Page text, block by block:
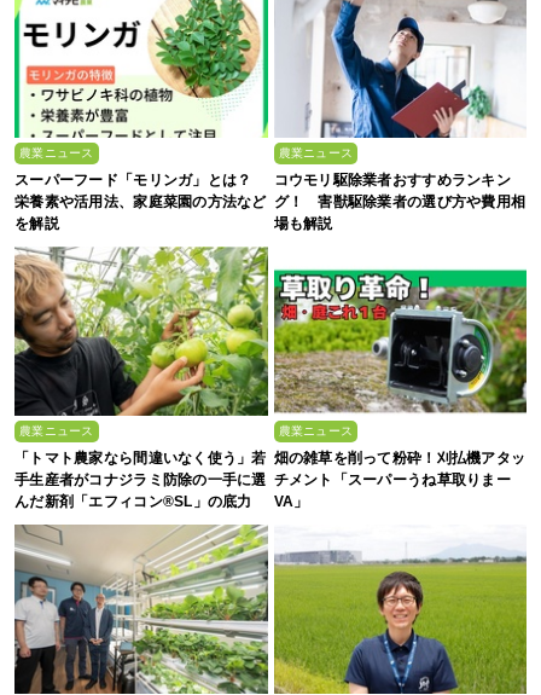
農業ニュース
スーパーフード「モリンガ」とは？
栄養素や活用法、家庭菜園の方法など
を解説
農業ニュース
コウモリ駆除業者おすすめランキン
グ！ 害獣駆除業者の選び方や費用相
場も解説
農業ニュース
「トマト農家なら間違いなく使う」若
手生産者がコナジラミ防除の一手に選
んだ新剤「エフィコン®SL」の底力
農業ニュース
畑の雑草を削って粉砕！刈払機アタッ
チメント「スーパーうね草取りまー
VA」